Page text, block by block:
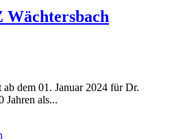
Wächtersbach
dem 01. Januar 2024 für Dr.
Jahren als...